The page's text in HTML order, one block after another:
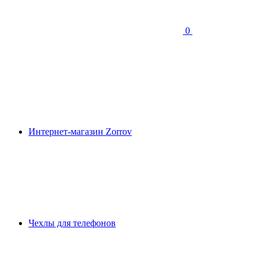
0
Интернет-магазин Zorrov
Чехлы для телефонов